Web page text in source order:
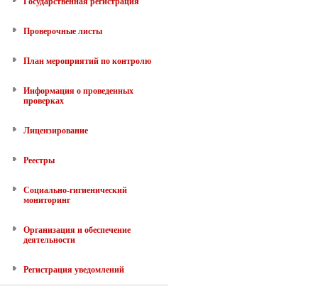
Проверочные листы
План мероприятий по контролю
Информация о проведенных
проверках
Лицензирование
Реестры
Социально-гигиенический
мониторинг
Организация и обеспечение
деятельности
Регистрация уведомлений